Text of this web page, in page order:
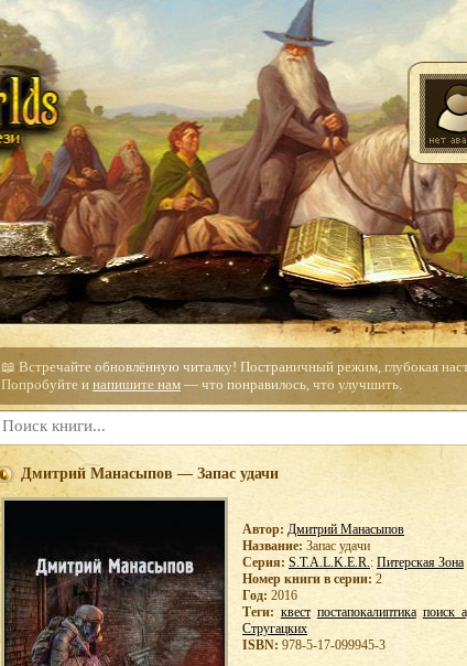
📖 Встречайте обновлённую читалку! Постраничный режим, глубокая
Попробуйте и напишите нам — что понравилось, что улучшить.
Дмитрий Манасыпов — Запас удачи
Автор: Дмитрий Манасыпов
Название: Запас удачи
Серия: S.T.A.L.K.E.R.: Питерская Зона
Номер книги в серии: 2
Год: 2016
Теги: квест постапокалиптика поиск
Стругацких
ISBN: 978-5-17-099945-3